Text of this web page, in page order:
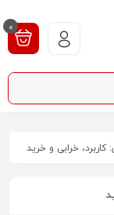
0
خرابی و خرید